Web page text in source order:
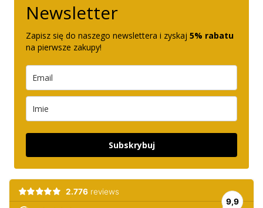
Newsletter
Zapisz się do naszego newslettera i zyskaj 5% rabatu
na pierwsze zakupy!
Subskrybuj